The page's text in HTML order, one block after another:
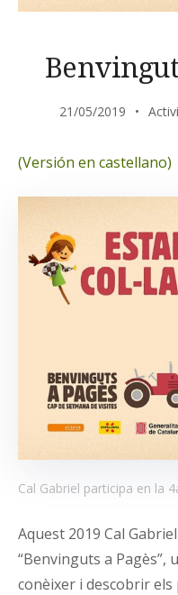
21/05/2019
(Versión en castellano)
Cal Gabriel participa en la
Aquest 2019 Cal
“Benvinguts a Pagès”,
conèixer i descobrir